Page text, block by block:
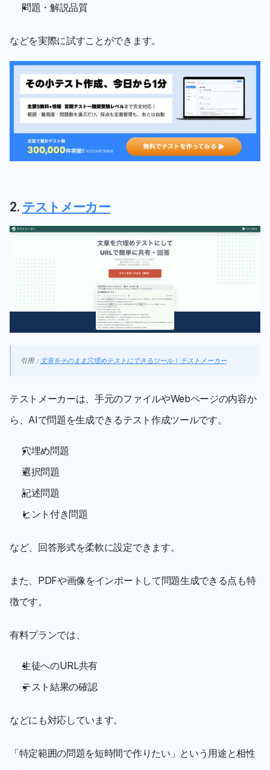
問題・解説品質
などを実際に試すことができます。
2. テストメーカー
引用： 文章をそのまま穴埋めテストにできるツール | テストメーカー
テストメーカーは、手元のファイルやWebページの内容か
ら、AIで問題を生成できるテスト作成ツールです。
穴埋め問題
選択問題
記述問題
ヒント付き問題
など、回答形式を柔軟に設定できます。
また、PDFや画像をインポートして問題生成できる点も特
徴です。
有料プランでは、
生徒へのURL共有
テスト結果の確認
などにも対応しています。
「特定範囲の問題を短時間で作りたい」という用途と相性